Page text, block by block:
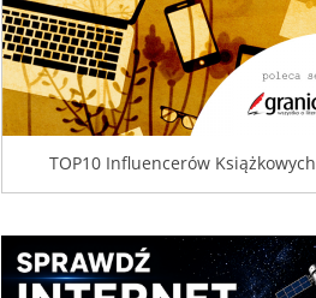
TOP10 Influencerów Książkowych